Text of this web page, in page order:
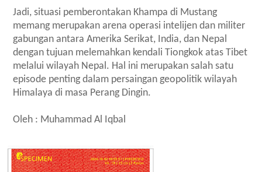
Jadi, situasi pemberontakan Khampa di Mustang
memang merupakan arena operasi intelijen dan militer
gabungan antara Amerika Serikat, India, dan Nepal
dengan tujuan melemahkan kendali Tiongkok atas Tibet
melalui wilayah Nepal. Hal ini merupakan salah satu
episode penting dalam persaingan geopolitik wilayah
Himalaya di masa Perang Dingin.
Oleh : Muhammad Al Iqbal